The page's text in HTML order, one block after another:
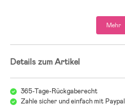
Mehr
Details zum Artikel
365-Tage-Rückgaberecht
Zahle sicher und einfach mit Paypal